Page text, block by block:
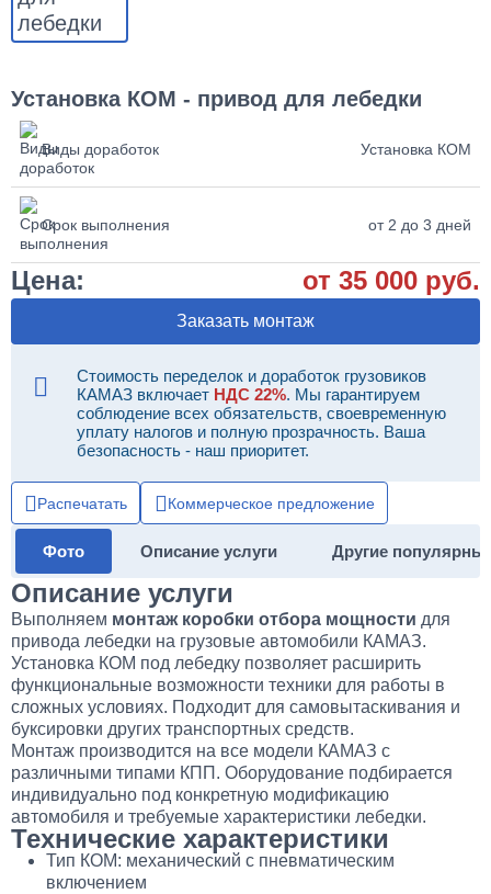
Установка КОМ - привод для лебедки
Виды доработок Установка КОМ
Срок выполнения от 2 до 3 дней
Цена: от 35 000 руб.
Заказать монтаж
Стоимость переделок и доработок грузовиков
КАМАЗ включает НДС 22%. Мы гарантируем
соблюдение всех обязательств, своевременную
уплату налогов и полную прозрачность. Ваша
безопасность - наш приоритет.
Распечатать Коммерческое предложение
Фото Описание услуги Другие
Описание услуги
Выполняем монтаж коробки отбора мощности для
привода лебедки на грузовые автомобили КАМАЗ.
Установка КОМ под лебедку позволяет расширить
функциональные возможности техники для работы в
сложных условиях. Подходит для самовытаскивания и
буксировки других транспортных средств.
Монтаж производится на все модели КАМАЗ с
различными типами КПП. Оборудование подбирается
индивидуально под конкретную модификацию
автомобиля и требуемые характеристики лебедки.
Технические характеристики
Тип КОМ: механический с пневматическим
включением